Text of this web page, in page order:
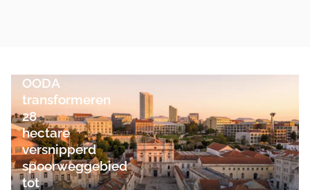
OODA
transformeren
28
hectare
versnipperd
spoorweggebied
tot